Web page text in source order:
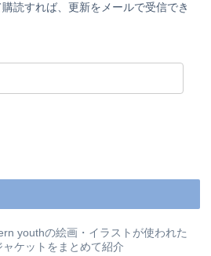
読すれば、更新をメールで受信でき
youthの絵画・イラストが使われた
ャケットをまとめて紹介